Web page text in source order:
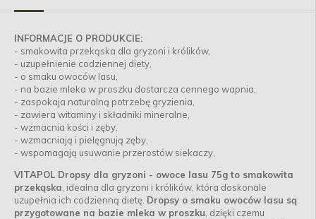
INFORMACJE O PRODUKCIE:
- smakowita przekąska dla gryzoni i królików,
- uzupełnienie codziennej diety,
- o smaku owoców lasu,
- na bazie mleka w proszku dostarcza cennego wapnia,
- zaspokaja naturalną potrzebę gryzienia,
- zawiera witaminy i składniki mineralne,
- wzmacnia kości i zęby,
- wzmacniają i pielęgnują zęby,
- wspomagają usuwanie przerostów siekaczy,
VITAPOL Dropsy dla gryzoni - owoce lasu 75g to smakowita
przekąska , idealna dla gryzoni i królików, która doskonale
uzupełnia ich codzienną dietę. Dropsy o smaku owoców lasu są
przygotowane na bazie mleka w proszku , dzięki czemu